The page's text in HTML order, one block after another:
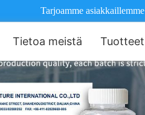
Tarjoamme
Tietoa meistä Tuotteet